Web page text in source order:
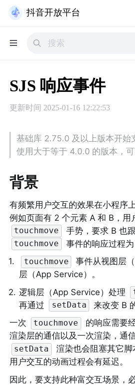
抖音开放平台
SJS 响应事件
更新时间 2025-01-16 12:22:53
基础库 2.75.0 及以上版本开始
使用大于等于 4.0.0 的版本，
背景
有频繁用户交互的效果在小程序
touchmove
touchmove
事件的响应过程为
1. touchmove
事件从视图层
层（App Service）。
2. 逻辑层（App Service）处理
再通过
setData
来改变 B
一次
touchmove
的响应需要
setData
渲染也会阻塞其它
用户交互的动画过程会有延迟。
因此，要支持此种富交互场景，